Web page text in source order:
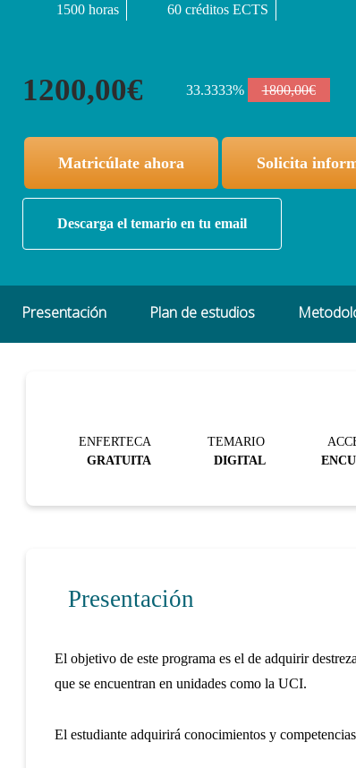
1500 horas 60 créditos ECTS
1200,00€ 33.3333% 1800,00€
Matricúlate ahora Solicita
Descarga el temario en tu email
Presentación Plan de estudios
ENFERTECA
GRATUITA
TEMARIO
DIGITAL
Presentación
El objetivo de este programa es el de adquirir
que se encuentran en unidades como la UCI.
El estudiante adquirirá conocimientos y